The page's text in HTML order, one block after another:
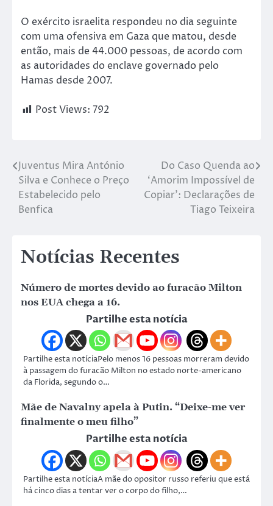
O exército israelita respondeu no dia seguinte
com uma ofensiva em Gaza que matou, desde
então, mais de 44.000 pessoas, de acordo com
as autoridades do enclave governado pelo
Hamas desde 2007.
Post Views: 792
Juventus Mira António
Silva e Conhece o Preço
Estabelecido pelo
Benfica
Do Caso Quenda ao
‘Amorim Impossível de
Copiar’: Declarações de
Tiago Teixeira
Notícias Recentes
Número de mortes devido ao furacão Milton
nos EUA chega a 16.
Partilhe esta notícia
Partilhe esta notíciaPelo menos 16 pessoas morreram devido
à passagem do furacão Milton no estado norte-americano
da Florida, segundo o…
Mãe de Navalny apela à Putin. “Deixe-me ver
finalmente o meu filho”
Partilhe esta notícia
Partilhe esta notíciaA mãe do opositor russo referiu que está
há cinco dias a tentar ver o corpo do filho,…